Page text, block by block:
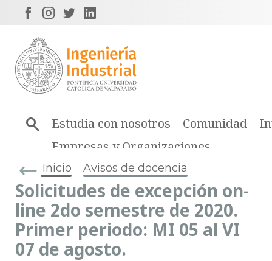
Estudia con nosotros Comunidad
Empresas y Organizaciones
Inicio Avisos de docencia
Solicitudes de excepción on-
line 2do semestre de 2020.
Primer periodo: MI 05 al VI
07 de agosto.